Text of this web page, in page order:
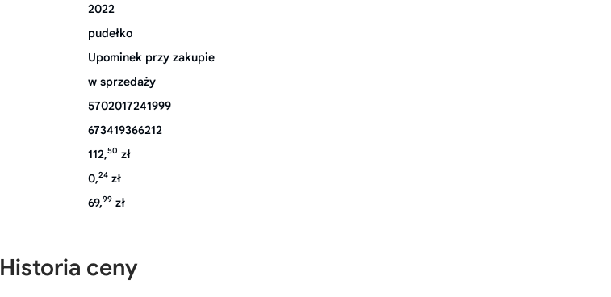
2022
pudełko
Upominek przy zakupie
w sprzedaży
5702017241999
673419366212
112,50 zł
0,24 zł
69,99 zł
Historia ceny